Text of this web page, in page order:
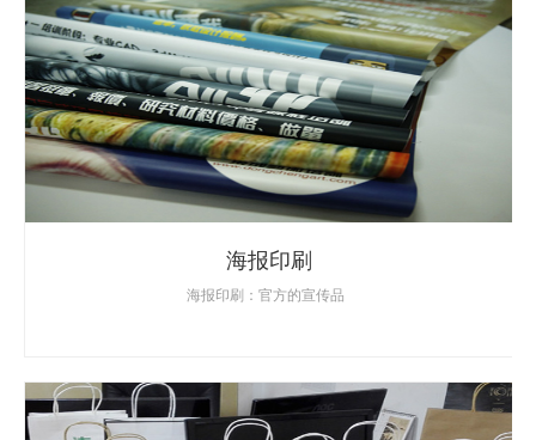
海报印刷
海报印刷：官方的宣传品